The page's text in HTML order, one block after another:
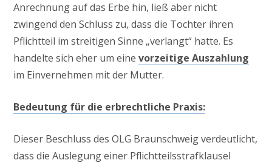
Anrechnung auf das Erbe hin, ließ aber nicht
zwingend den Schluss zu, dass die Tochter ihren
Pflichtteil im streitigen Sinne „verlangt“ hatte. Es
handelte sich eher um einevorzeitige Auszahlung
im Einvernehmen mit der Mutter.
Bedeutung für die erbrechtliche Praxis:
Dieser Beschluss des OLG Braunschweig verdeutlicht,
dass die Auslegung einer Pflichtteilsstrafklausel